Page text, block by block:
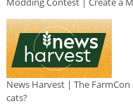
News Harvest | The
cats?